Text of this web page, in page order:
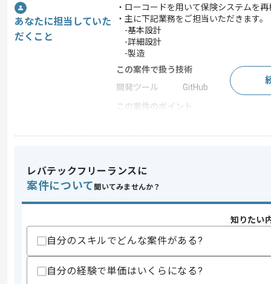
あなたに担当していた
だくこと
・ローコードを用いて保険システムを
・主に下記業務をご担当いただきます。
-基本設計
-詳細設計
-製造
この案件で扱う技術
開発ツール
GitHub
この案件のポイント
求めるスキル
・SpringまたはSpringBootを用いた開発
・下記工程の経験
-要件定義
-基本設計
-詳細設計
レバテックフリーランスに
案件について 聞いてみませんか？
知りたい
自分のスキルでどんな案件がある?
自分の経験で単価はいくらになる?